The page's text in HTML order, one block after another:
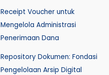
Receipt Voucher untuk
Mengelola Administrasi
Penerimaan Dana
Repository Dokumen: Fondasi
Pengelolaan Arsip Digital